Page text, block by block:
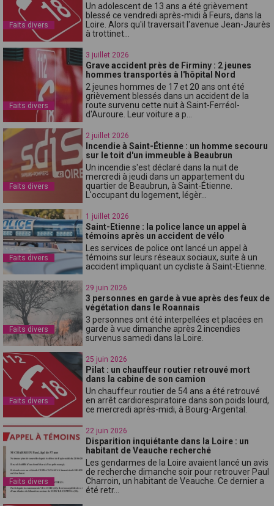
Faits divers
Un adolescent de 13 ans a été grièvement
blessé ce vendredi après-midi à Feurs, dans la
Loire. Alors qu'il traversait l'avenue Jean-Jaurès
à trottinet...
Faits divers
3 juillet 2026
Grave accident près de Firminy : 2 jeunes
hommes transportés à l'hôpital Nord
2 jeunes hommes de 17 et 20 ans ont été
grièvement blessés dans un accident de la
route survenu cette nuit à Saint-Ferréol-
d'Auroure. Leur voiture a p...
Faits divers
2 juillet 2026
Incendie à Saint-Étienne : un homme secouru
sur le toit d'un immeuble à Beaubrun
Un incendie s'est déclaré dans la nuit de
mercredi à jeudi dans un appartement du
quartier de Beaubrun, à Saint-Étienne.
L'occupant du logement, légèr...
Faits divers
1 juillet 2026
Saint-Etienne : la police lance un appel à
témoins après un accident de vélo
Les services de police ont lancé un appel à
témoins sur leurs réseaux sociaux, suite à un
accident impliquant un cycliste à Saint-Etienne.
Faits divers
29 juin 2026
3 personnes en garde à vue après des feux de
végétation dans le Roannais
3 personnes ont été interpellées et placées en
garde à vue dimanche après 2 incendies
survenus samedi dans la Loire.
Faits divers
25 juin 2026
Pilat : un chauffeur routier retrouvé mort
dans la cabine de son camion
Un chauffeur routier de 54 ans a été retrouvé
en arrêt cardiorespiratoire dans son poids lourd,
ce mercredi après-midi, à Bourg-Argental.
Faits divers
22 juin 2026
Disparition inquiétante dans la Loire : un
habitant de Veauche recherché
Les gendarmes de la Loire avaient lancé un avis
de recherche dimanche soir pour retrouver Paul
Charroin, un habitant de Veauche. Ce dernier a
été retr...